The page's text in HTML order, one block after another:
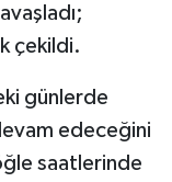
çekildi.
günlerde
edeceğini
saatlerinde